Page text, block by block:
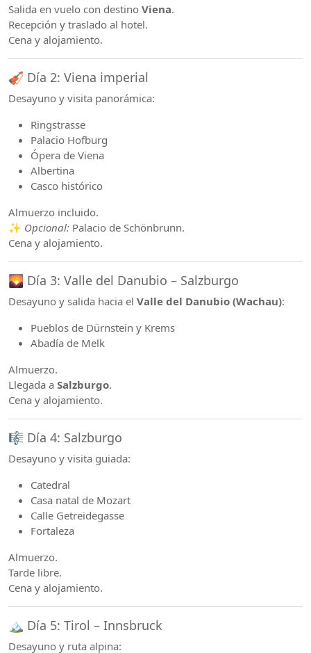
Salida en vuelo con destino Viena.
Recepción y traslado al hotel.
Cena y alojamiento.
🎻 Día 2: Viena imperial
Desayuno y visita panorámica:
Ringstrasse
Palacio Hofburg
Ópera de Viena
Albertina
Casco histórico
Almuerzo incluido.
✨ Opcional: Palacio de Schönbrunn.
Cena y alojamiento.
🌄 Día 3: Valle del Danubio – Salzburgo
Desayuno y salida hacia el Valle del Danubio (Wachau):
Pueblos de Dürnstein y Krems
Abadía de Melk
Almuerzo.
Llegada a Salzburgo.
Cena y alojamiento.
🎼 Día 4: Salzburgo
Desayuno y visita guiada:
Catedral
Casa natal de Mozart
Calle Getreidegasse
Fortaleza
Almuerzo.
Tarde libre.
Cena y alojamiento.
🏔️ Día 5: Tirol – Innsbruck
Desayuno y ruta alpina: